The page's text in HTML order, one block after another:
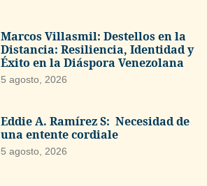
Marcos Villasmil: Destellos en la
Distancia: Resiliencia, Identidad y
Éxito en la Diáspora Venezolana
5 agosto, 2026
Eddie A. Ramírez S: Necesidad de
una entente cordiale
5 agosto, 2026